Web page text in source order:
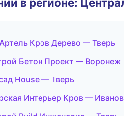
в регионе:
Кров Дерево — Тверь
Бетон Проект — Воронеж
House — Тверь
Интерьер Кров —